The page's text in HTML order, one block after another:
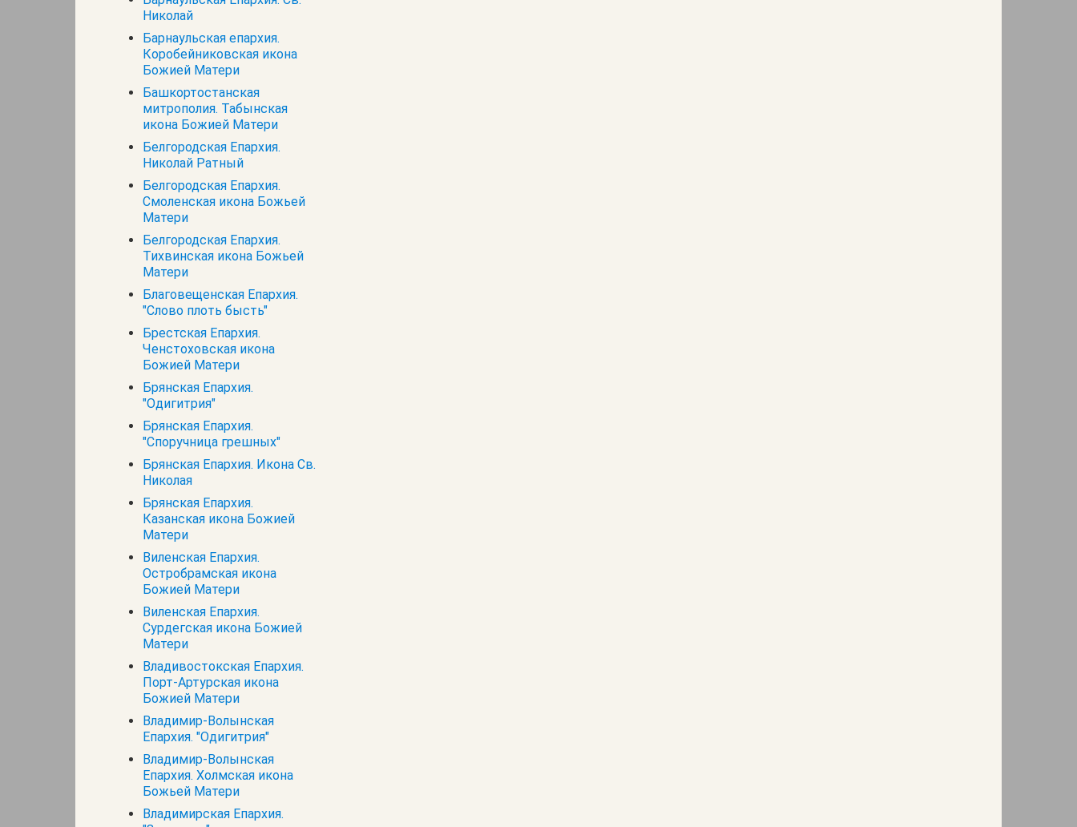
Николай
Барнаульская епархия.
Коробейниковская икона
Божией Матери
Башкортостанская
митрополия. Табынская
икона Божией Матери
Белгородская Епархия.
Николай Ратный
Белгородская Епархия.
Смоленская икона Божьей
Матери
Белгородская Епархия.
Тихвинская икона Божьей
Матери
Благовещенская Епархия.
"Слово плоть бысть"
Брестская Епархия.
Ченстоховская икона
Божией Матери
Брянская Епархия.
"Одигитрия"
Брянская Епархия.
"Споручница грешных"
Брянская Епархия. Икона Св.
Николая
Брянская Епархия.
Казанская икона Божией
Матери
Виленская Епархия.
Остробрамская икона
Божией Матери
Виленская Епархия.
Сурдегская икона Божией
Матери
Владивостокская Епархия.
Порт-Артурская икона
Божией Матери
Владимир-Волынская
Епархия. "Одигитрия"
Владимир-Волынская
Епархия. Холмская икона
Божьей Матери
Владимирская Епархия.